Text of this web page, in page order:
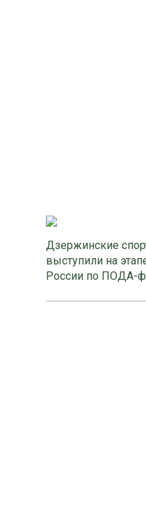
Дзержинские
выступили на
России по ПОДА-